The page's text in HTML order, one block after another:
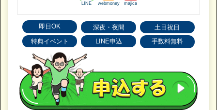
LINE webmoney majica
即日OK 深夜・夜間
土日祝日
特典イベント
LINE申込 手数料無料